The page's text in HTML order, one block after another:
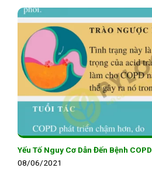
Yếu Tố Nguy Cơ Dẫn Đến Bệnh COPD
08/06/2021